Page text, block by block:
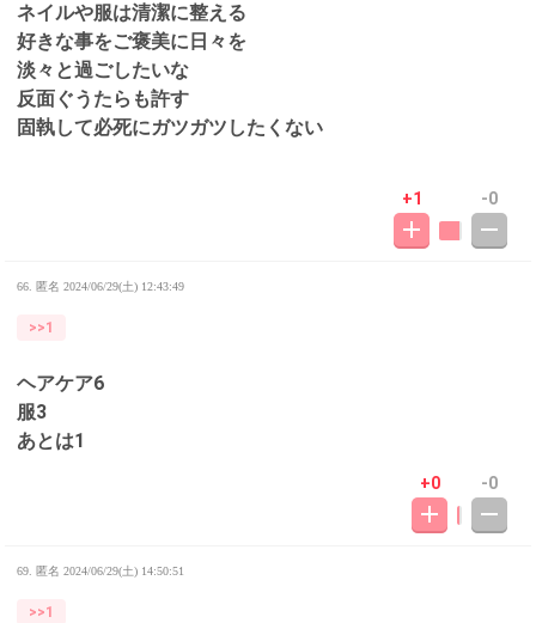
ネイルや服は清潔に整える
好きな事をご褒美に日々を
淡々と過ごしたいな
反面ぐうたらも許す
固執して必死にガツガツしたくない
+1 -0
66. 匿名 2024/06/29(土) 12:43:49
>>1
ヘアケア6
服3
あとは1
+0 -0
69. 匿名 2024/06/29(土) 14:50:51
>>1